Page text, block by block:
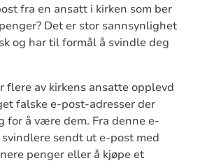
fra en ansatt i kirken som ber
Det er stor sannsynlighet
og har til formål å svindle deg
flere av kirkens ansatte opplevd
falske e-post-adresser der
for å være dem. Fra denne e-
sendt ut e-post med
penger eller å kjøpe et